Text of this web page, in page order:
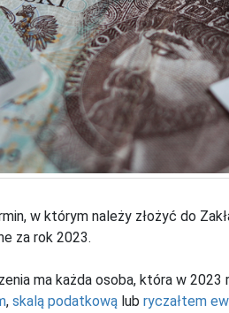
w którym należy złożyć do
za rok 2023.
ma każda osoba, która w 2023
, skalą podatkowąlub ryczałtem